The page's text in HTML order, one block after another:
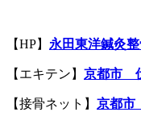
【HP】 永田東洋鍼灸
【エキテン】 京都市
【接骨ネット】 京都